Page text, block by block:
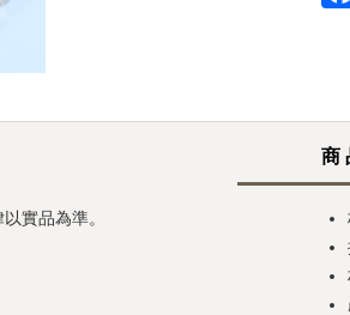
實品為準。
商